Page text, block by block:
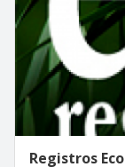
Registros